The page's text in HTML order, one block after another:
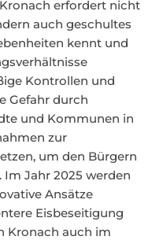
erfordert nicht
auch geschultes
kennt und
Kontrollen und
Gefahr durch
und Kommunen in
zur
um den Bürgern
Jahr 2025 werden
Ansätze
Eisbeseitigung
Kronach auch im